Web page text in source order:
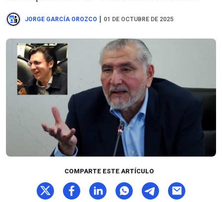
JORGE GARCÍA OROZCO | 01 DE OCTUBRE DE 2025
COMPARTE ESTE ARTÍCULO